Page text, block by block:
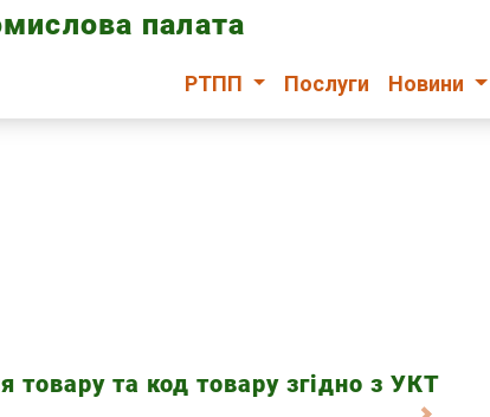
палата
РТПП Послуги Новини
товару та код товару згідно з УКТ